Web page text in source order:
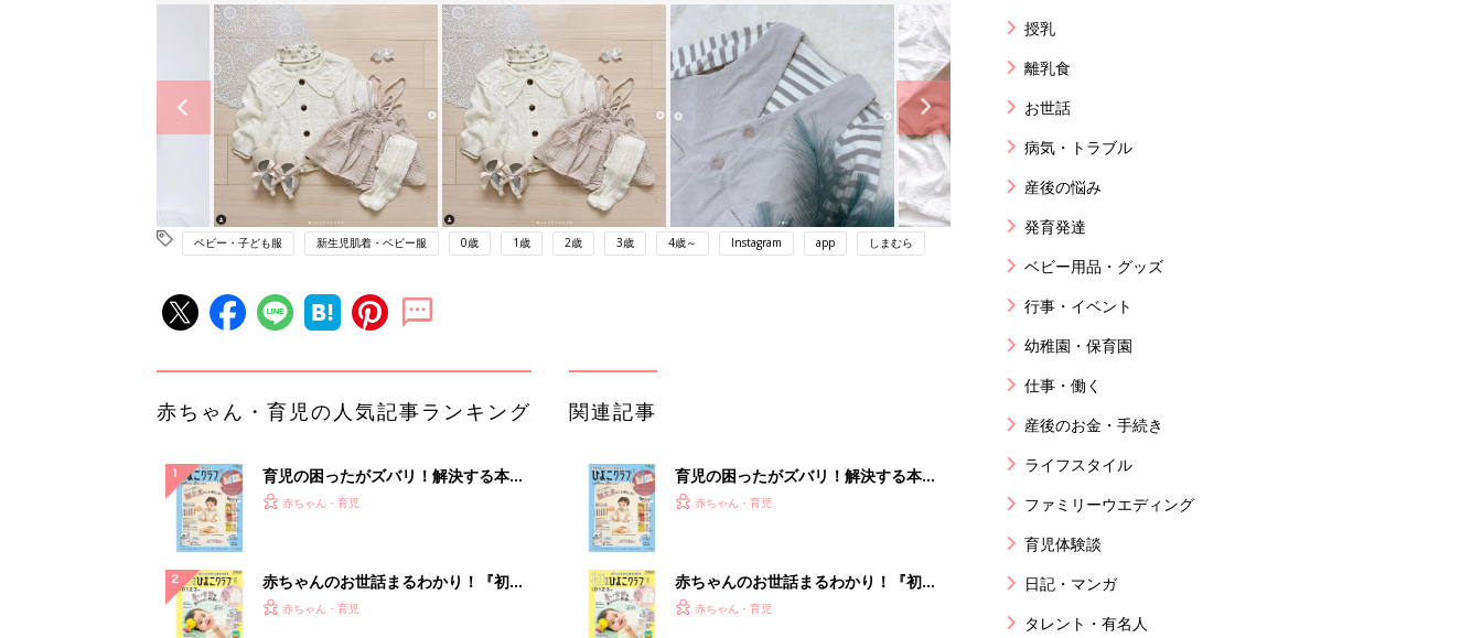
ベビー・子ども服 新生児肌着・ベビー服 0歳 1歳 2歳 3歳 4歳～ Instagram app しまむら
赤ちゃん・育児の人気記事ランキング
育児の困ったがズバリ！解決する本
『ひよこクラブ 秋号』 4カ月～2才
赤ちゃん・育児
赤ちゃんのお世話まるわかり！『初め
てのひよこクラブ 夏号』〈巻頭大特
赤ちゃん・育児
関連記事
育児の困ったがズバリ！解決する本
『ひよこクラブ 秋号』 4カ月～2才
赤ちゃん・育児
赤ちゃんのお世話まるわかり！『初め
てのひよこクラブ 夏号』〈巻頭大特
赤ちゃん・育児
授乳
離乳食
お世話
病気・トラブル
産後の悩み
発育発達
ベビー用品・グッズ
行事・イベント
幼稚園・保育園
仕事・働く
産後のお金・手続き
ライフスタイル
ファミリーウエディング
育児体験談
日記・マンガ
タレント・有名人